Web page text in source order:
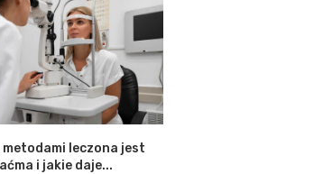
leczona jest
i jakie daje...